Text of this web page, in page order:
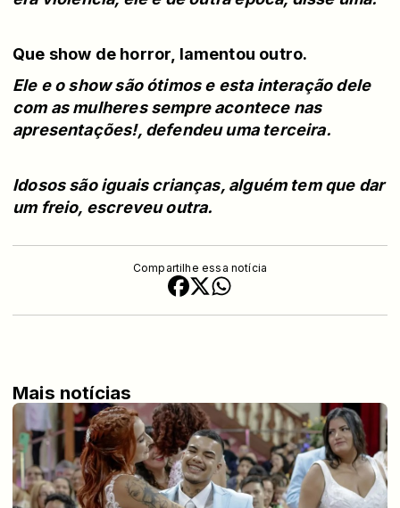
Que show de horror, lamentou outro.
Ele e o show são ótimos e esta interação dele
com as mulheres sempre acontece nas
apresentações!, defendeu uma terceira.
Idosos são iguais crianças, alguém tem que dar
um freio, escreveu outra.
Compartilhe essa notícia
Mais notícias